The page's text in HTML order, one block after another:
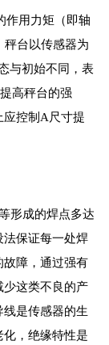
作用力矩（即轴
秤台以传感器为
与初始不同，表
高秤台的强
应控制A尺寸提
形成的焊点多达
法保证每一处焊
故障，通过强有
少这类不良的产
是传感器的生
，绝缘特性是